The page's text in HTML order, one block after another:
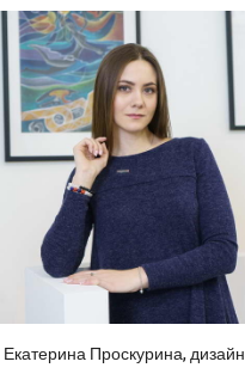
Екатерина Проскурина, дизайн